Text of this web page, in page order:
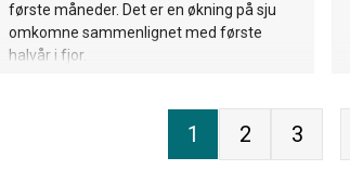
første måneder. Det er en økning på sju
omkomne sammenlignet med første
halvår i fjor.
1 2 3